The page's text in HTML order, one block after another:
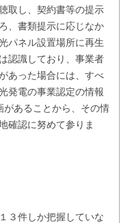
取し、契約書等の提示
、書類提示に応じなか
パネル設置場所に再生
認識しており、事業者
あった場合には、すべ
発電の事業認定の情報
あることから、その情
確認に努めて参りま
３件しか把握していな